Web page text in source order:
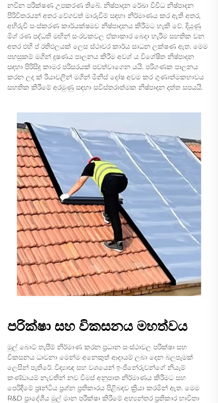
නවීන පරීක්ෂණ උපකරණ තිබේ. නිෂ්පාදන රේඛා විවිධ නිෂ්පාදන
පිරිවිතරයන් අතර වේගවත් මාරුවීම් සඳහා නිර්මාණය කර ඇති අතර,
අභිරුචි සංස්කරණ කාර්යක්ෂමව නිෂ්පාදනය කිරීමට හැකි වේ. දියුණු
මිශ් රණ පද්ධති මඟින් සංරචකවල ඒකාකාර බෙදා හැරීම සහතික වන
අතර එහි ප් රතිඵලයක් ලෙස ස්ථාවර කාර්ය සාධන ලක්ෂණ ඇත. මෙම
පහසුකම් මගින් දූෂණය පාලනය කිරීම අවශ් ය විශේෂිත නිෂ්පාදන
සඳහා පිරිසිදු කාමර පරිසරයක් පවත්වාගෙන යයි. පරිගණක පාලනය
කරන ලද ක් රියාවලීන් මගින් මිනිස් දෝෂ අවම කර ගුණාත්මකභාවය
සහතික කිරීමේ අරමුණු සඳහා සවිස්තරාත්මක නිෂ්පාදන දත්ත සපයයි.
පරික්ෂා සහ විකසනය මහත්වය
මුල් බොට් තැපීම් නිර්මාණ කරන ප්‍රධාන සංස්ථාවල පරික්ෂා සහ
විකසනය ධාවනා මෙන්ම අනෙකුත් ආදායම් ලබා දෙන බලපෑමක්
ලෙසින් පැතිරේ. විද්‍යාඥ සහ වශයෙන් ඉංජිනේරුවන්ගේ නියැම්
කණ්ඩායම් නැවතින් නව විමස් අනුපාත නිර්මාණය කිරීමට සහ
පෙරිදීමේ ප්‍රϊන්ටිය ප්‍රශ්න ප්‍රතිකාරය පිළිබඳව ක්‍රියා කරමින් ඇත. මෙම
R&D ප්‍රාදේශීය මුල් මාන පරීක්ෂා කිරීමේ අභ්‍යන්තර ප්‍රතිකාර භාවිතා